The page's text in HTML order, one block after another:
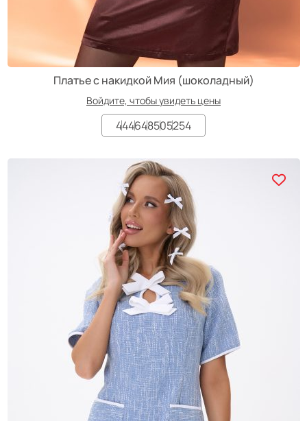
Платье с накидкой Мия (шоколадный)
Войдите, чтобы увидеть цены
444648505254